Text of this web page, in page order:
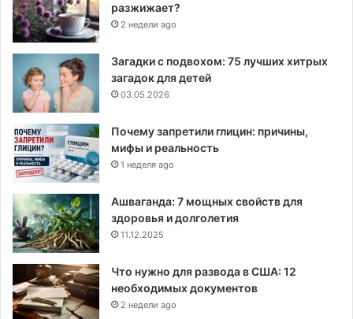
разжижает?
2 недели ago
Загадки с подвохом: 75 лучших хитрых
загадок для детей
03.05.2026
Почему запретили глицин: причины,
мифы и реальность
1 неделя ago
Ашваганда: 7 мощных свойств для
здоровья и долголетия
11.12.2025
Что нужно для развода в США: 12
необходимых документов
2 недели ago